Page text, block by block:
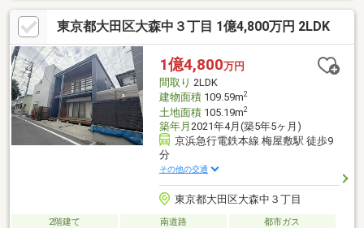
東京都大田区大森中３丁目 1億4,800万円 2LDK
1億4,800万円
間取り 2LDK
建物面積109.59m2
土地面積105.19m2
築年月 2021年4月(築5年5ヶ月)
京浜急行電鉄本線 梅屋敷駅 徒歩9
分
その他の交通
東京都大田区大森中３丁目
2階建て 南道路
都市ガス